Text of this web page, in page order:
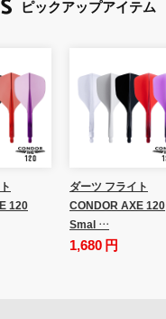
ピックアップアイテム
120
ダーツ フライト
CONDOR AXE 120
Smal …
1,680 円